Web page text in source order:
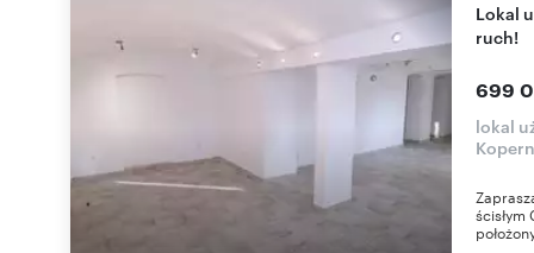
Lokal użytkowy 78 m2 w centrum Opola - duży
ruch!
699
lokal